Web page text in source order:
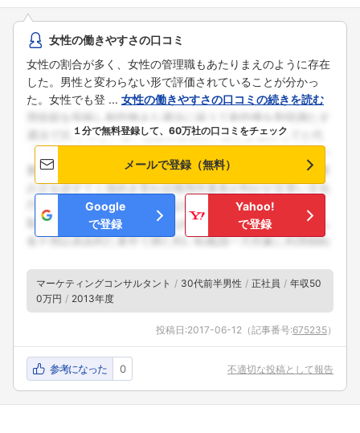
女性の働きやすさの口コミ
女性の割合が多く、女性の管理職もあたりまえのように存在
した。男性と変わらない形で評価されていることが分かっ
た。女性でも登 ... 女性の働きやすさの口コミの続きを読む
１分で無料登録して、60万社の口コミをチェック
メールで登録（無料）
Google
で登録
Yahoo!
で登録
マーケティングコンサルタント 30代前半男性 正社員
年収50
0万円
2013年度
投稿日:2017-06-12 （記事番号:675235）
参考になった 0 不適切な投稿として報告